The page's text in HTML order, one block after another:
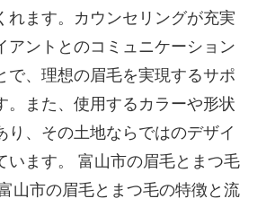
れます。カウンセリングが充実
アントとのコミュニケーション
で、理想の眉毛を実現するサポ
。また、使用するカラーや形状
り、その土地ならではのデザイ
います。 富山市の眉毛とまつ毛
山市の眉毛とまつ毛の特徴と流